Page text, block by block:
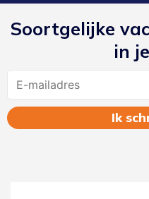
Soortgelijke
in